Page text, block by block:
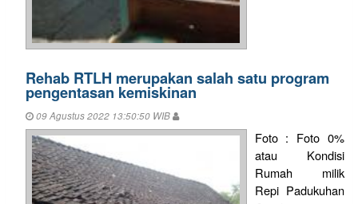
Rehab RTLH merupakan salah satu program
pengentasan kemiskinan
09 Agustus 2022 13:50:50 WIB
Foto : Foto 0%
atau Kondisi
Rumah milik
Repi Padukuhan